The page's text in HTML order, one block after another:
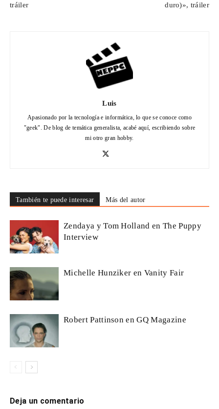
tráiler
duro)», tráiler
Luis
Apasionado por la tecnología e informática, lo que se conoce como
"geek". De blog de temática generalista, acabé aquí, escribiendo sobre
mi otro gran hobby.
También te puede interesar Más del autor
Zendaya y Tom Holland en The Puppy
Interview
Michelle Hunziker en Vanity Fair
Robert Pattinson en GQ Magazine
Deja un comentario